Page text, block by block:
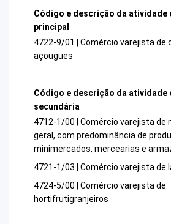
Código e descrição da atividade
principal
4722-9/01 | Comércio varejista de
açougues
Código e descrição da atividade
secundária
4712-1/00 | Comércio varejista de
geral, com predominância de
minimercados, mercearias e
4721-1/03 | Comércio varejista de
4724-5/00 | Comércio varejista de
hortifrutigranjeiros